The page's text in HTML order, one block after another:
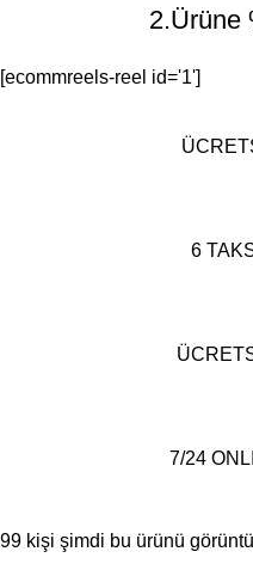
2.Ürüne
[ecommreels-reel id='1']
6
7/24
99 kişi şimdi bu ürünü